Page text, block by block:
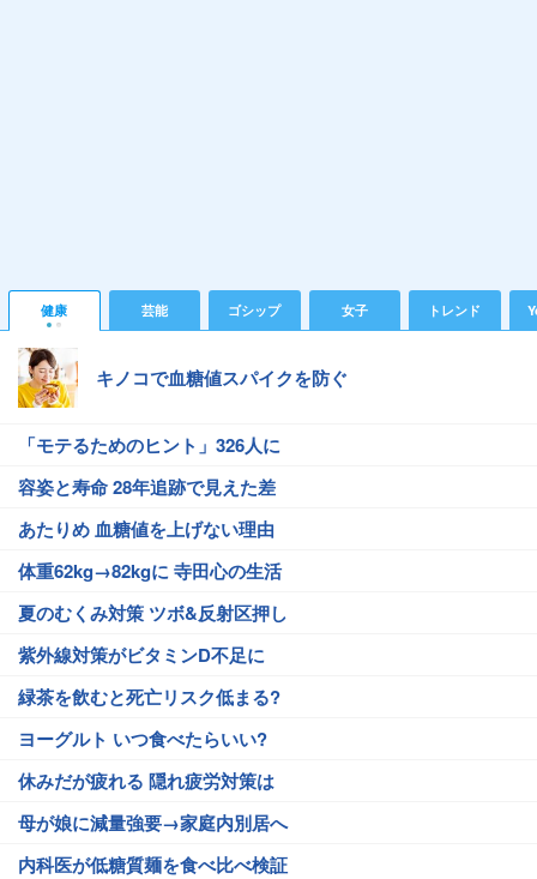
健康 芸能 ゴシップ 女子 トレンド
キノコで血糖値スパイクを防ぐ
「モテるためのヒント」326人に
容姿と寿命 28年追跡で見えた差
あたりめ 血糖値を上げない理由
体重62kg→82kgに 寺田心の生活
夏のむくみ対策 ツボ&反射区押し
紫外線対策がビタミンD不足に
緑茶を飲むと死亡リスク低まる?
ヨーグルト いつ食べたらいい?
休みだが疲れる 隠れ疲労対策は
母が娘に減量強要→家庭内別居へ
内科医が低糖質麺を食べ比べ検証